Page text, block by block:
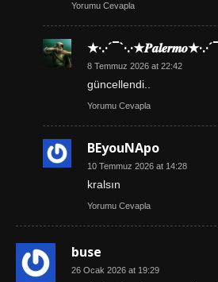
Yorumu Cevapla
8 Temmuz 2026 at 22:42
güncellendi..
Yorumu Cevapla
BEyouNApo
10 Temmuz 2026 at 14:28
kralsın
Yorumu Cevapla
buse
26 Ocak 2026 at 19:29